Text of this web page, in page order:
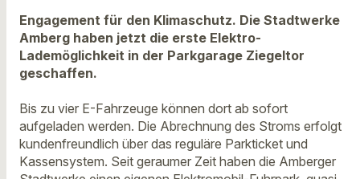
Engagement für den Klimaschutz. Die Stadtwerke
Amberg haben jetzt die erste Elektro-
Lademöglichkeit in der Parkgarage Ziegeltor
geschaffen.
Bis zu vier E-Fahrzeuge können dort ab sofort
aufgeladen werden. Die Abrechnung des Stroms erfolgt
kundenfreundlich über das reguläre Parkticket und
Kassensystem. Seit geraumer Zeit haben die Amberger